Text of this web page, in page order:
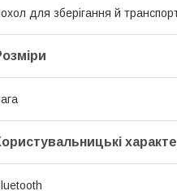
для зберігання й